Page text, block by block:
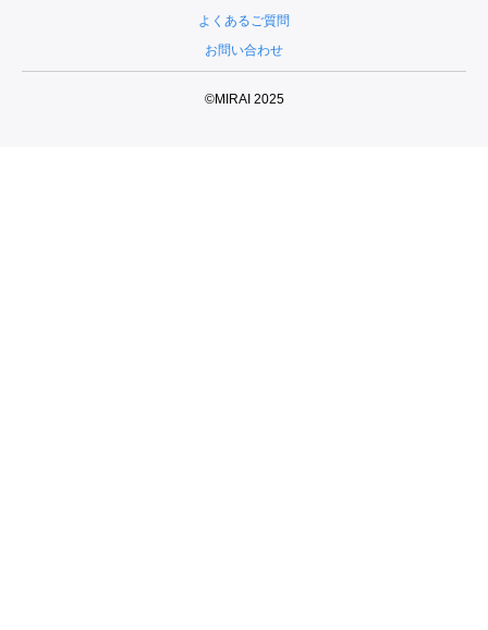
よくあるご質問
お問い合わせ
©MIRAI 2025